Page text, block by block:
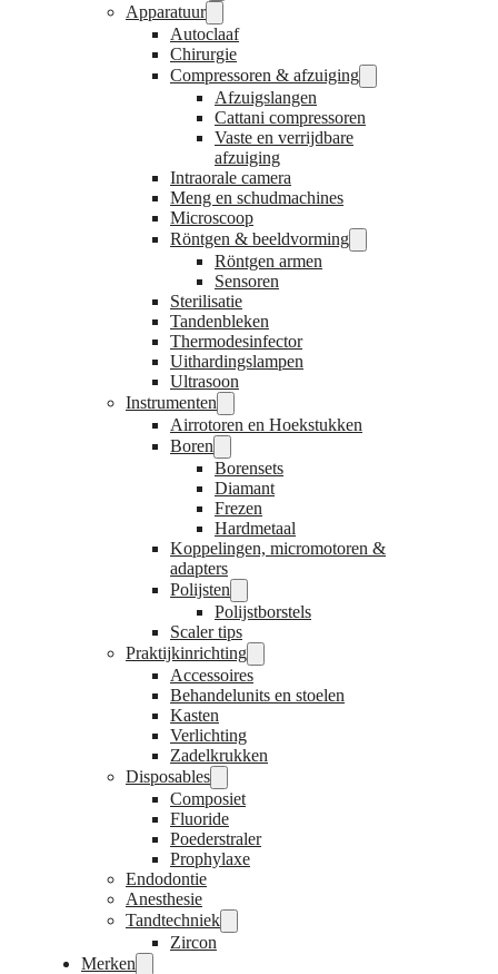
Apparatuur
Autoclaaf
Chirurgie
Compressoren & afzuiging
Afzuigslangen
Cattani compressoren
Vaste en verrijdbare
afzuiging
Intraorale camera
Meng en schudmachines
Microscoop
Röntgen & beeldvorming
Röntgen armen
Sensoren
Sterilisatie
Tandenbleken
Thermodesinfector
Uithardingslampen
Ultrasoon
Instrumenten
Airrotoren en Hoekstukken
Boren
Borensets
Diamant
Frezen
Hardmetaal
Koppelingen, micromotoren &
adapters
Polijsten
Polijstborstels
Scaler tips
Praktijkinrichting
Accessoires
Behandelunits en stoelen
Kasten
Verlichting
Zadelkrukken
Disposables
Composiet
Fluoride
Poederstraler
Prophylaxe
Endodontie
Anesthesie
Tandtechniek
Zircon
Merken